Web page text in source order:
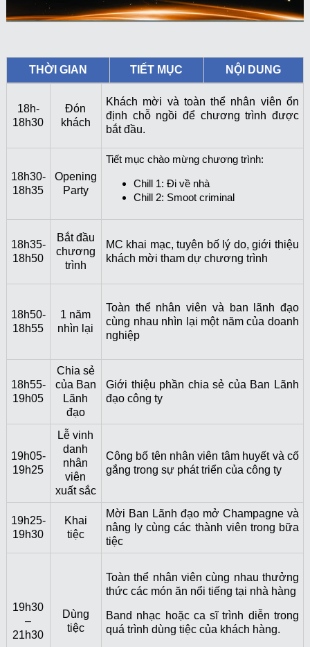
THỜI GIAN TIẾT MỤC NỘI DUNG
18h-
18h30
Đón
khách
Khách mời và toàn thể nhân viên ổn
định chỗ ngồi để chương trình được
bắt đầu.
18h30-
18h35
Opening
Party
Tiết mục chào mừng chương trình:
Chill 1: Đi về nhà
Chill 2: Smoot criminal
18h35-
18h50
Bắt đầu
chương
trình
MC khai mạc, tuyên bố lý do, giới thiệu
khách mời tham dự chương trình
18h50-
18h55
1 năm
nhìn lại
Toàn thể nhân viên và ban lãnh đạo
cùng nhau nhìn lại một năm của doanh
nghiệp
18h55-
19h05
Chia sẻ
của Ban
Lãnh
đạo
Giới thiệu phần chia sẻ của Ban Lãnh
đạo công ty
19h05-
19h25
Lễ vinh
danh
nhân
viên
xuất sắc
Công bố tên nhân viên tâm huyết và cố
gắng trong sự phát triển của công ty
19h25-
19h30
Khai
tiệc
Mời Ban Lãnh đạo mở Champagne và
nâng ly cùng các thành viên trong bữa
tiệc
19h30
–
21h30
Dùng
tiệc
Toàn thể nhân viên cùng nhau thưởng
thức các món ăn nổi tiếng tại nhà hàng
Band nhạc hoặc ca sĩ trình diễn trong
quá trình dùng tiệc của khách hàng.